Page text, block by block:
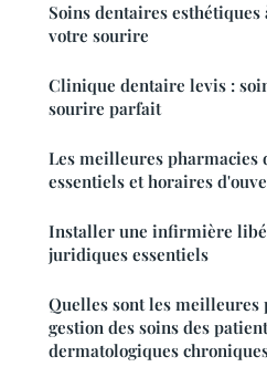
Soins dentaires
votre sourire
Clinique dentaire levis :
sourire parfait
Les meilleures pharmacies
essentiels et horaires
Installer une infirmière
juridiques essentiels
Quelles sont les
gestion des soins des
dermatologiques